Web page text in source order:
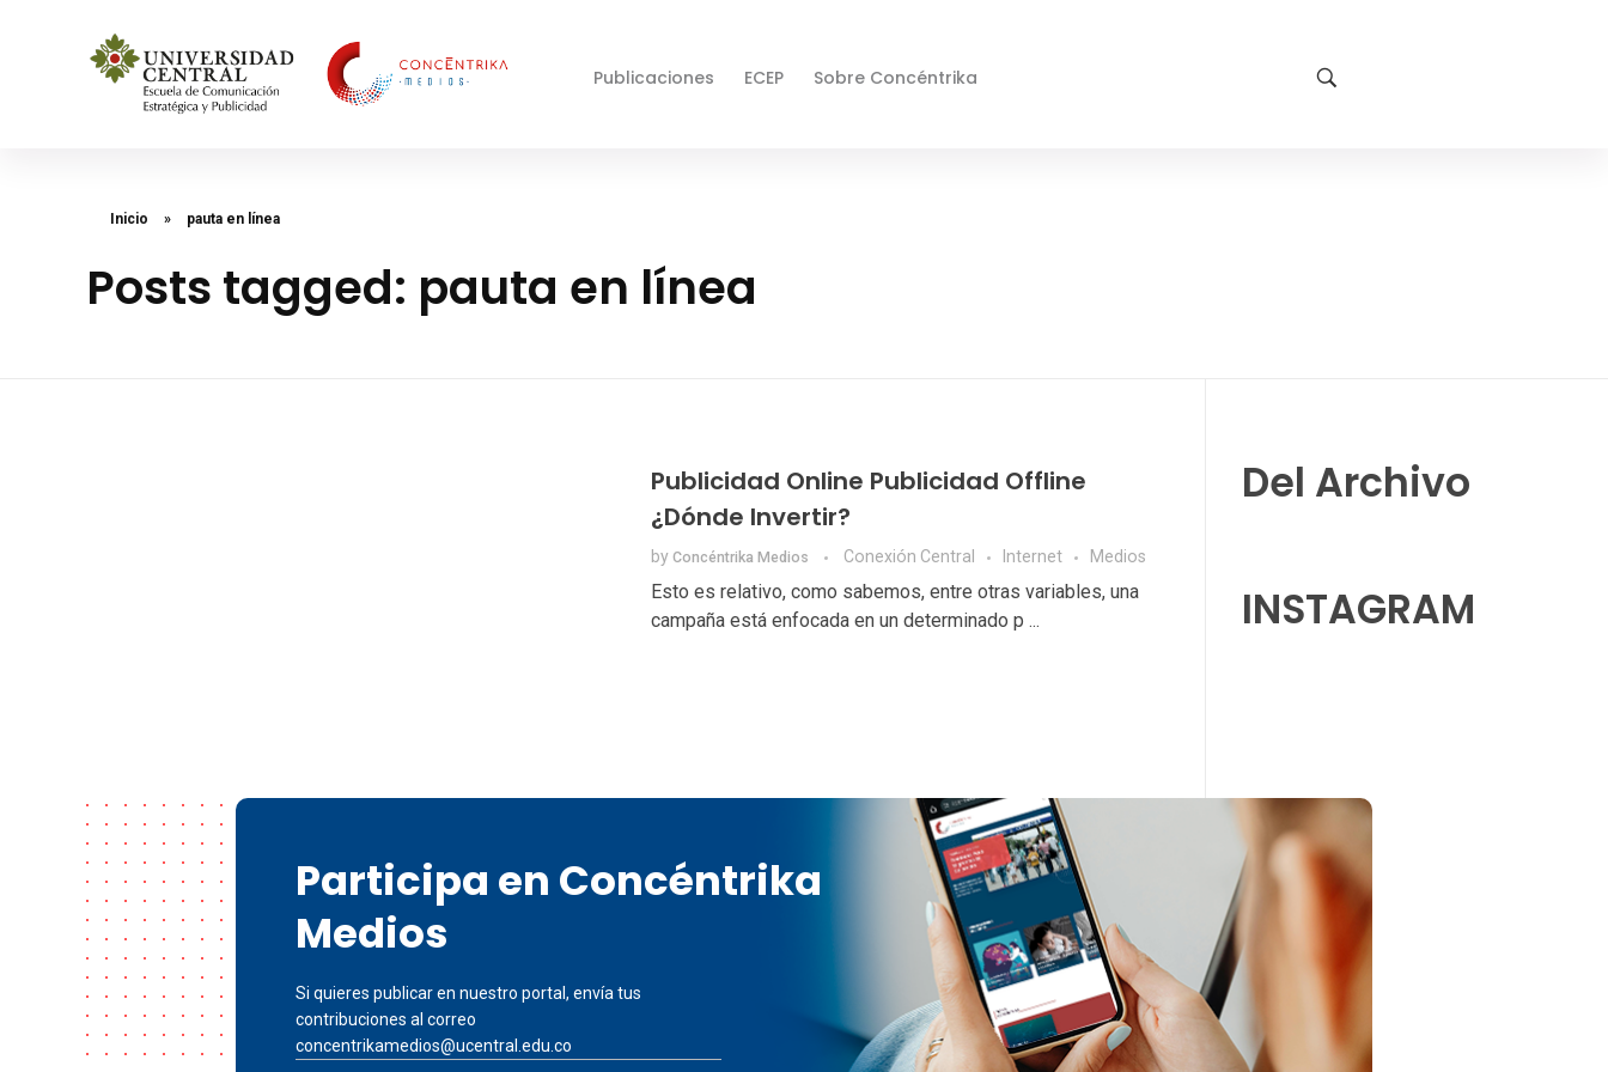
Publicaciones ECEP Sobre Concéntrika
Inicio » pauta en línea
Posts tagged: pauta en línea
Publicidad Online Publicidad Offline
¿Dónde Invertir?
by Concéntrika Medios Conexión Central Internet Medios
Esto es relativo, como sabemos, entre otras variables, una
campaña está enfocada en un determinado p ...
Del Archivo
INSTAGRAM
Participa en Concéntrika
Medios
Si quieres publicar en nuestro portal, envía tus
contribuciones al correo
concentrikamedios@ucentral.edu.co